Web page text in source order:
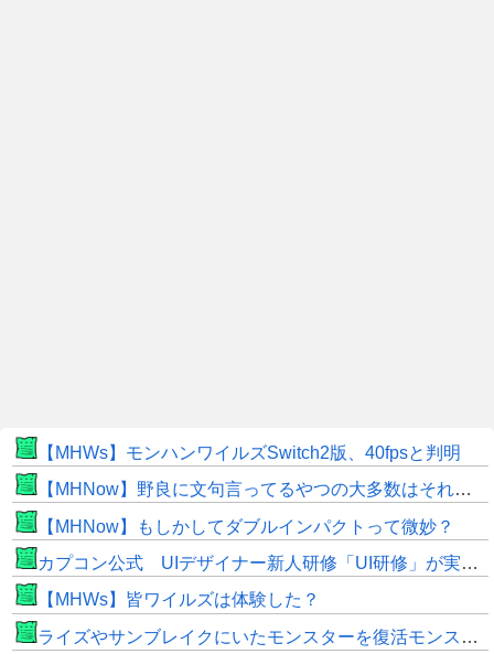
【MHWs】モンハンワイルズSwitch2版、40fpsと判明
【MHNow】野良に文句言ってるやつの大多数はそれしてないだけの雑魚だから聞く耳持つだけムダよ
【MHNow】もしかしてダブルインパクトって微妙？
カプコン公式 UIデザイナー新人研修「UI研修」が実装まで進みました！
【MHWs】皆ワイルズは体験した？
ライズやサンブレイクにいたモンスターを復活モンスターと呼ぶのはやめよう